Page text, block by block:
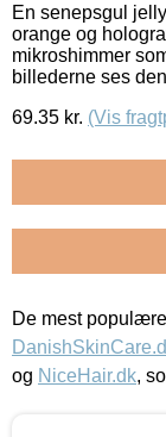
En senepsgul
orange og
mikroshimmer
billederne ses
69.35 kr. (Vis
De mest
og NiceHair.dk,